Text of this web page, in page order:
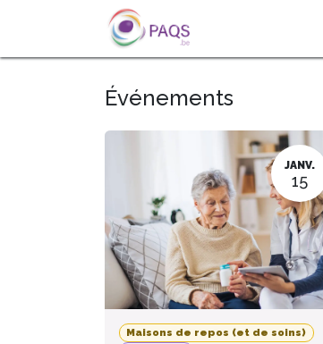
SE RENDRE AU CONTENU
Événements
JANV.
15
Maisons de repos (et de soins)